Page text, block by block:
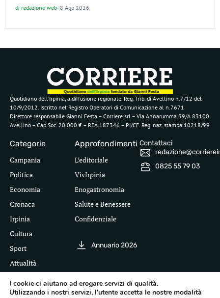
di redazione web- 8 Ago 2026
Quotidiano dell’Irpinia, a diffusione regionale. Reg. Trib. di Avellino n.7/12 del
10/9/2012. Iscritto nel Registro Operatori di Comunicazione al n.7671
Direttore responsabile Gianni Festa – Corriere srl – Via Annarumma 39/A 83100
Avellino – Cap.Soc. 20.000 € – REA 187346 – PI/CF. Reg. naz. stampa 10218/99
Categorie
Campania
Politica
Economia
Cronaca
Irpinia
Cultura
Sport
Attualità
Approfondimenti
L’editoriale
VivIrpinia
Enogastronomia
Salute e Benessere
Confidenziale
Annuario 2026
Contattaci
0825 55 79 03
I cookie ci aiutano ad erogare servizi di qualità.
Utilizzando i nostri servizi, l'utente accetta le nostre modalità